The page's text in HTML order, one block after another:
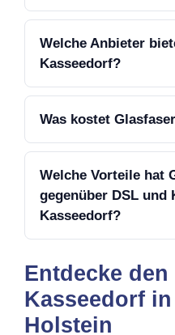
Welche Anbieter
Kasseedorf?
Was kostet
Welche Vorteile hat
gegenüber DSL und
Kasseedorf?
Entdecke
Kasseedorf
Holstein